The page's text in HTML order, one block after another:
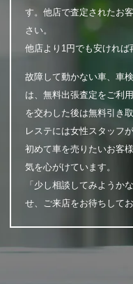
す。他店で査定されたお
さい。
他店より1円でも安ければ
故障して動かない車、車
は、無料出張査定をご利
を交わした後は無料引き
レステには女性スタッフ
初めて車を売りたいお客
気を心がけています。
「少し相談してみようか
せ、ご来店をお待ちしてお